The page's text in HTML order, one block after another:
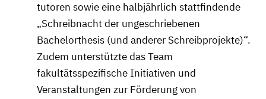
tutoren sowie eine halbjährlich stattfindende
„Schreibnacht der ungeschriebenen
Bachelorthesis (und anderer Schreibprojekte)“.
Zudem unterstützte das Team
fakultätsspezifische Initiativen und
Veranstaltungen zur Förderung von